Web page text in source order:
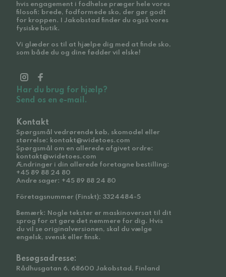
hvis engagement i fodhelse præger hele vores
filosofi: brede, fodformede sko, der gør godt
for kroppen. I Jakobstad finder du også vores
fysiske butik.
Vi glæder os til at hjælpe dig med at finde sko,
som både du og dine fødder vil elske!
Har du brug for hjælp?
Send os en e-mail.
Kontakt
Spørgsmål vedrørende køb, skomodel eller
størrelse: kontakt@widetoes.com
Spørgsmål om en allerede afgivet ordre:
kontakt@widetoes.com
Ændringer i din allerede foretagne bestilling:
+45 89 88 24 80
Andre sager: +45 89 88 24 80
Företagsnummer (Finskt): 3324484-5
Bemærk: Nogle tekster er maskinoversat til dit
sprog for at gøre det nemmere for dig. Hvis
du vil se originalversionen, skal du vælge
engelsk, svensk eller finsk.
Besøgsadresse:
Rådhusgatan 6, 68600 Jakobstad, Finland